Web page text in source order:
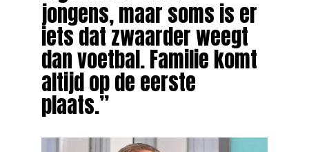
jongens, maar soms is er
iets dat zwaarder weegt
dan voetbal. Familie komt
altijd op de eerste
plaats.”